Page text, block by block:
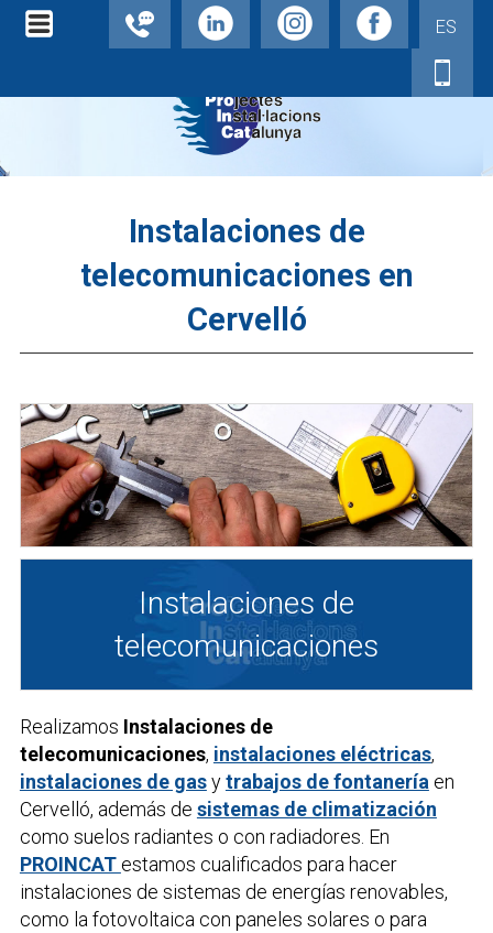
ES
Instalaciones de
telecomunicaciones en
Cervelló
Instalaciones de
telecomunicaciones
Realizamos Instalaciones de
telecomunicaciones, instalaciones eléctricas,
instalaciones de gasytrabajos de fontanería en
Cervelló, además de sistemas de climatización
como suelos radiantes o con radiadores. En
PROINCAT estamos cualificados para hacer
instalaciones de sistemas de energías renovables,
como la fotovoltaica con paneles solares o para